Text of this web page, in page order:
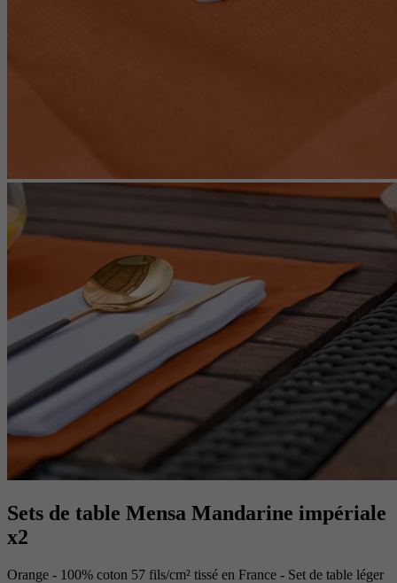
Sets de table Mensa Mandarine impériale
x2
Orange - 100% coton 57 fils/cm² tissé en France - Set de table léger